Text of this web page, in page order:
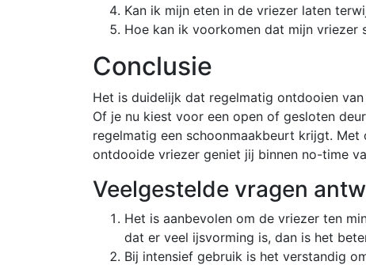
Kan ik mijn eten in de vriezer laten
Hoe kan ik voorkomen dat mijn vriezer
Conclusie
Het is duidelijk dat regelmatig ontdooien
Of je nu kiest voor een open of gesloten
regelmatig een schoonmaakbeurt krijgt.
ontdooide vriezer geniet jij binnen no-time
Veelgestelde vragen
Het is aanbevolen om de vriezer ten
dat er veel ijsvorming is, dan is het
Bij intensief gebruik is het verstandig